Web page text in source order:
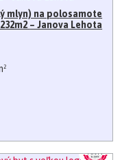
mlyn) na polosamote
s obrovským oploteným pozemkom 9 232m2 – Janova Lehota